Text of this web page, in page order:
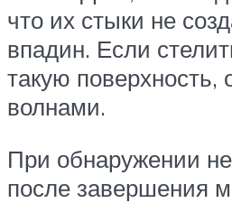
что их стыки не
впадин. Если
такую поверхность,
волнами.
При обнаружении
после завершения